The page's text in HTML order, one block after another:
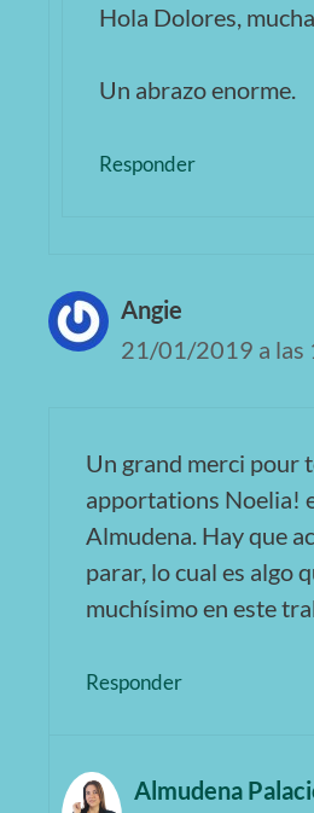
Hola Dolores,
Un abrazo enorme.
Responder
Angie
21/01/2019 a las
Un grand merci pour
apportations Noelia!
Almudena. Hay que
parar, lo cual es algo
muchísimo en este
Responder
Almudena